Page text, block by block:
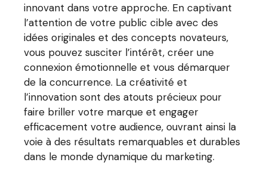
innovant dans votre approche. En captivant
l’attention de votre public cible avec des
idées originales et des concepts novateurs,
vous pouvez susciter l’intérêt, créer une
connexion émotionnelle et vous démarquer
de la concurrence. La créativité et
l’innovation sont des atouts précieux pour
faire briller votre marque et engager
efficacement votre audience, ouvrant ainsi la
voie à des résultats remarquables et durables
dans le monde dynamique du marketing.